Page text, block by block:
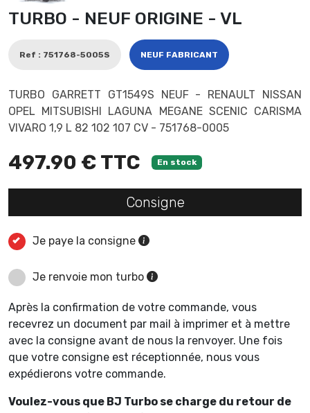
TURBO - NEUF ORIGINE - VL
Ref : 751768-5005S NEUF FABRICANT
TURBO GARRETT GT1549S NEUF - RENAULT NISSAN
OPEL MITSUBISHI LAGUNA MEGANE SCENIC CARISMA
VIVARO 1,9 L 82 102 107 CV - 751768-0005
497.90 € TTC En stock
Consigne
Je paye la consigne
Je renvoie mon turbo
Après la confirmation de votre commande, vous
recevrez un document par mail à imprimer et à mettre
avec la consigne avant de nous la renvoyer. Une fois
que votre consigne est réceptionnée, nous vous
expédierons votre commande.
Voulez-vous que BJ Turbo se charge du retour de